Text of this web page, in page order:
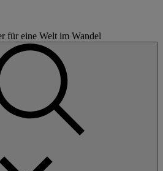
für eine Welt im Wandel